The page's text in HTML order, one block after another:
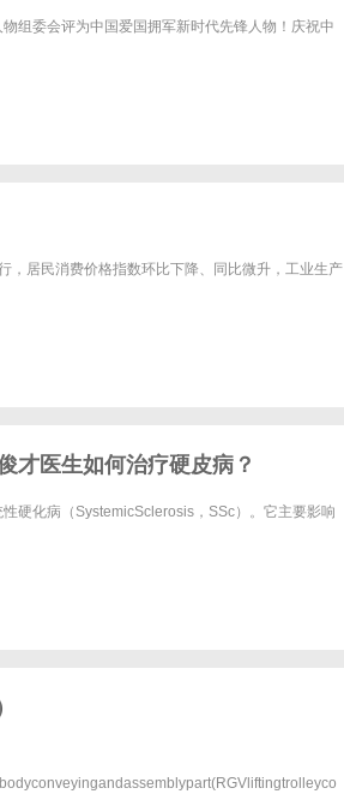
组委会评为中国爱国拥军新时代先锋人物！庆祝中
，居民消费价格指数环比下降、同比微升，工业生产
才医生如何治疗硬皮病？
硬化病（SystemicSclerosis，SSc）。它主要影响